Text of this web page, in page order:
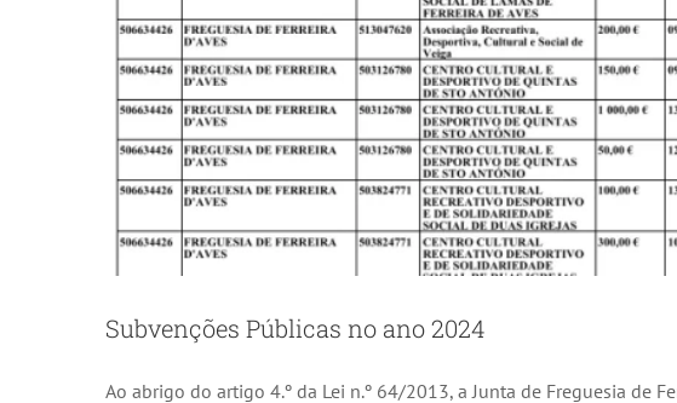
Subvenções Públicas no ano 2024
Ao abrigo do artigo 4.º da Lei n.º 64/2013, a Junta de Freguesia de